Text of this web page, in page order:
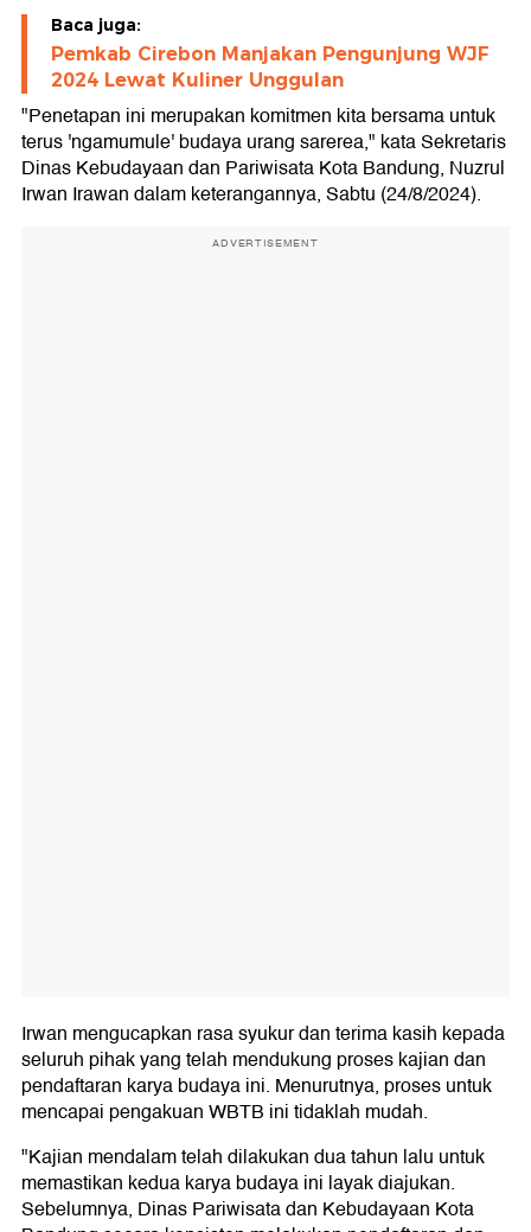
Baca juga:
Pemkab Cirebon Manjakan Pengunjung WJF
2024 Lewat Kuliner Unggulan
"Penetapan ini merupakan komitmen kita bersama untuk
terus 'ngamumule' budaya urang sarerea," kata Sekretaris
Dinas Kebudayaan dan Pariwisata Kota Bandung, Nuzrul
Irwan Irawan dalam keterangannya, Sabtu (24/8/2024).
ADVERTISEMENT
Irwan mengucapkan rasa syukur dan terima kasih kepada
seluruh pihak yang telah mendukung proses kajian dan
pendaftaran karya budaya ini. Menurutnya, proses untuk
mencapai pengakuan WBTB ini tidaklah mudah.
"Kajian mendalam telah dilakukan dua tahun lalu untuk
memastikan kedua karya budaya ini layak diajukan.
Sebelumnya, Dinas Pariwisata dan Kebudayaan Kota